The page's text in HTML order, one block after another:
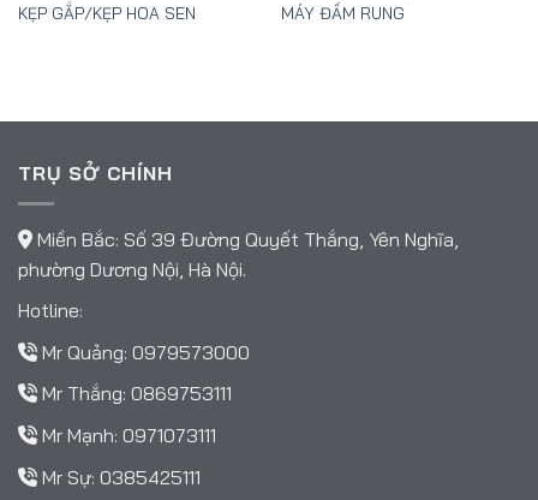
KẸP GẮP/KẸP HOA SEN MÁY ĐẦM RUNG
TRỤ SỞ CHÍNH
Miền Bắc: Số 39 Đường Quyết Thắng, Yên Nghĩa,
phường Dương Nội, Hà Nội.
Hotline:
Mr Quảng: 0979573000
Mr Thắng: 0869753111
Mr Mạnh: 0971073111
Mr Sự: 0385425111